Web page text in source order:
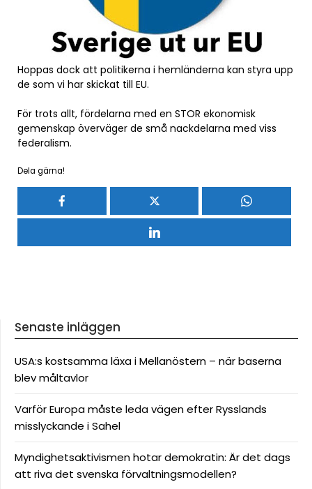
Hoppas dock att politikerna i hemländerna kan styra upp
de som vi har skickat till EU.
För trots allt, fördelarna med en STOR ekonomisk
gemenskap överväger de små nackdelarna med viss
federalism.
Dela gärna!
Senaste inläggen
USA:s kostsamma läxa i Mellanöstern – när baserna
blev måltavlor
Varför Europa måste leda vägen efter Rysslands
misslyckande i Sahel
Myndighetsaktivismen hotar demokratin: Är det dags
att riva det svenska förvaltningsmodellen?